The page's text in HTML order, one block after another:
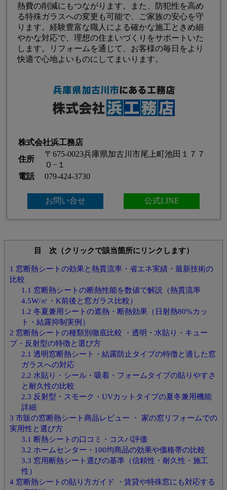
熱費の削減にもつながります。また、防犯性を高め
る特殊ガラスへの変更も可能で、ご家族の安心を守
ります。経験豊富な職人による確かな施工ときめ細
やかな対応で、理想の住まいづくりをサポートいた
します。リフォームを通じて、お客様の毎日をより
快適で心地よいものにしてまいります。
株式会社浜工務店
住所
〒675-0023兵庫県加古川市尾上町池田１７７
０−１
電話
079-424-3730
お問い合せ 公式LINE
目 次（クリックで該当箇所にリンクします）
1 窓断熱シートの効果と熱貫流率・省エネ実績・最新技術の
比較
1.1 窓断熱シートの断熱性能を数値で解説（熱貫流率
4.5W/㎡・K前後と窓ガラス比較）
1.2 冬夏兼用シートの遮熱・断熱効果（日射熱80%カッ
ト・結露抑制実例）
2 窓断熱シートの種類別徹底比較 ・透明・水貼り・キュー
ブ・反射型の特徴と選び方
2.1 透明窓断熱シート・結露防止タイプの特徴と適した窓
ガラスへの対応
2.2 水貼り・シール・吸着・フォームタイプの貼りやすさ
と耐久性の比較
2.3 反射型・スモーク・UVカットタイプの夏冬兼用機能
詳細
3 市販の窓断熱シート商品レビュー ・ 家の窓リフォームでの
実用性と選び方
3.1 断熱シートの口コミ・コスパ評価
3.2 ホームセンター・100均商品の効果や価格帯の比較
3.3 窓用断熱シート選びの基準（信頼性・耐久性・施工
性）
4 窓断熱シートの貼り方ガイド ・賃貸や特殊窓にも対応する